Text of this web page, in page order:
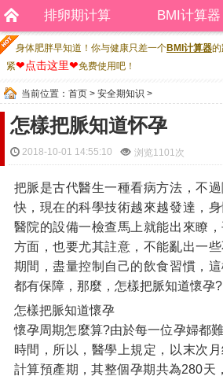
排卵期计算 BMI计算器
身体肥胖早知道！你与健康只差一个BMI计算器
紧❤点击这里❤免费使用吧！
当前位置： 首页 > 安全期知识 >
怎樣把脈知道怀孕
2018-10-01 14:55:10 浏览1101次
把脈是古代醫生一種看病方法，不
快，現在的科學技術越來越發達，
醫院的設備一檢查馬上就能出來瞭
方面，也要尤其註意，不能亂出一
期間，盡量控制自己的飲食習慣，
都有保障，那麼，怎樣把脈知道懷孕?
怎樣把脈知道懷孕
懷孕周期怎麼算?由於每一位孕婦都
時間，所以，醫學上規定，以末次
計算預產期，其整個孕期共為280天